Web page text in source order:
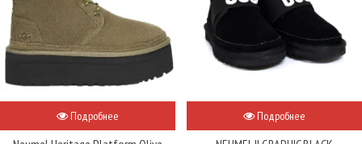
Подробнее Подробнее